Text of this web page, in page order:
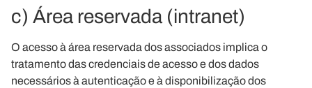
c) Área reservada (intranet)
O acesso à área reservada dos associados implica o
tratamento das credenciais de acesso e dos dados
necessários à autenticação e à disponibilização dos